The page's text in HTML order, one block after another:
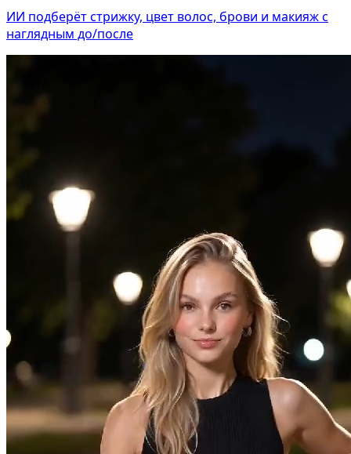
ИИ подберёт стрижку, цвет волос, брови и макияж с
наглядным до/после